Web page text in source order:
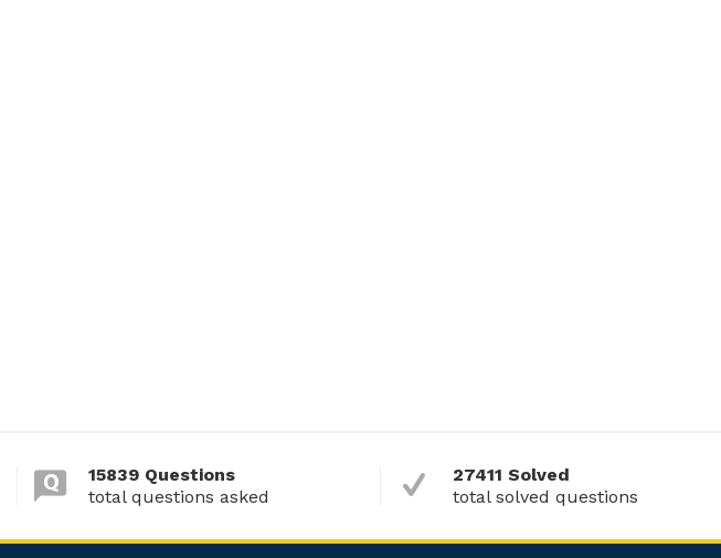
15839 Questions
total questions asked
27411 Solved
total solved questions